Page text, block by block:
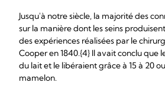
Jusqu'à notre siècle, la majorité des
sur la manière dont les seins
des expériences réalisées par le
Cooper en 1840.{4} Il avait conclu que
du lait et le libéraient grâce à 15 à 20
mamelon.